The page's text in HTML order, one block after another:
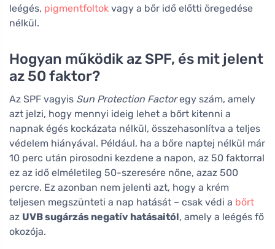
leégés, pigmentfoltok vagy a bőr idő előtti öregedése
nélkül.
Hogyan működik az SPF, és mit jelent
az 50 faktor?
Az SPF vagyis Sun Protection Factoregy szám, amely
azt jelzi, hogy mennyi ideig lehet a bőrt kitenni a
napnak égés kockázata nélkül, összehasonlítva a teljes
védelem hiányával. Például, ha a bőre naptej nélkül már
10 perc után pirosodni kezdene a napon, az 50 faktorral
ez az idő elméletileg 50-szeresére nőne, azaz 500
percre. Ez azonban nem jelenti azt, hogy a krém
teljesen megszünteti a nap hatását – csak védi a bőrt
az UVB sugárzás negatív hatásaitól, amely a leégés fő
okozója.